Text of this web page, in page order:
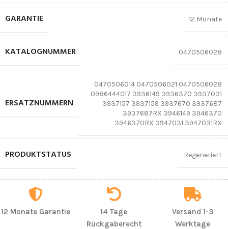
GARANTIE 12 Monate
KATALOGNUMMER 0470506028
ERSATZNUMMERN
0470506014 0470506021 0470506028
0986444017 3936149 3936370 3937031
3937157 3937159 3937670 3937687
3937687RX 3946149 3946370
3946370RX 3947031 3947031RX
PRODUKTSTATUS Regeneriert
12 Monate Garantie
14 Tage
Rückgaberecht
Versand 1-3
Werktage